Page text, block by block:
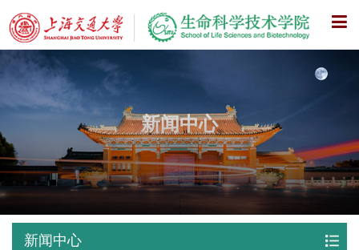
X
新闻中心
新闻中心